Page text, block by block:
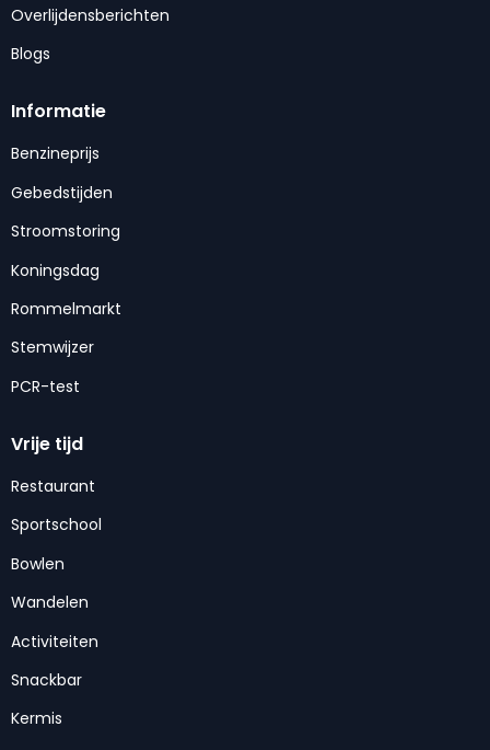
Overlijdensberichten
Blogs
Informatie
Benzineprijs
Gebedstijden
Stroomstoring
Koningsdag
Rommelmarkt
Stemwijzer
PCR-test
Vrije tijd
Restaurant
Sportschool
Bowlen
Wandelen
Activiteiten
Snackbar
Kermis